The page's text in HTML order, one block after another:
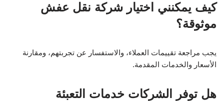
كيف يمكنني اختيار شركة نقل عفش
موثوقة؟
يجب مراجعة تقييمات العملاء، والاستفسار عن تجربتهم، ومقارنة
الأسعار والخدمات المقدمة.
هل توفر الشركات خدمات التعبئة